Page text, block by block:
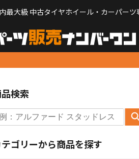
最大級 中古タイヤホイール・カーパーツ
検索
ゴリーから商品を探す